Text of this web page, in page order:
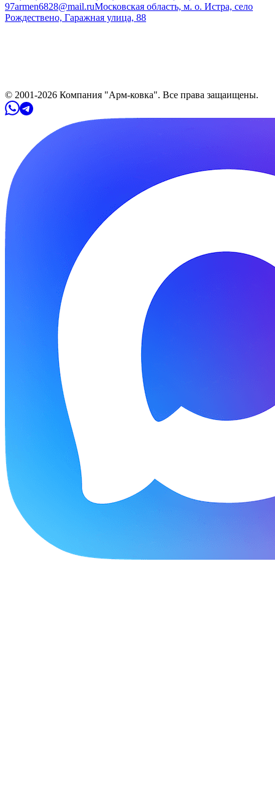
97armen6828@mail.ruМосковская область, м. о. Истра, село
Рождествено, Гаражная улица, 88
© 2001-2026 Компания "Арм-ковка". Все права защaищены.